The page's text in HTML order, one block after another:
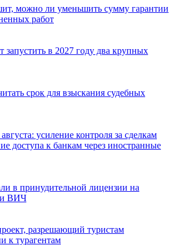
можно ли уменьшить сумму гарантии
работ
запустить в 2027 году два крупных
срок для взыскания судебных
усиление контроля за сделкам
доступа к банкам через иностранные
в принудительной лицензии на
ВИЧ
разрешающий туристам
к турагентам